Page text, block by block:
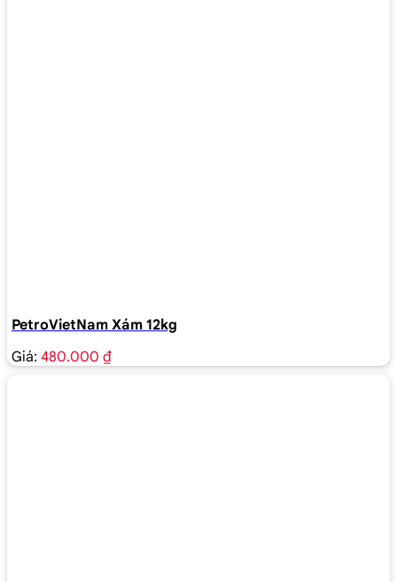
PetroVietNam Xám 12kg
Giá: 480.000 ₫